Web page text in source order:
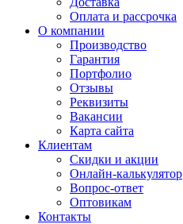
Оплата и рассрочка
О компании
Производство
Гарантия
Портфолио
Отзывы
Реквизиты
Вакансии
Карта сайта
Клиентам
Скидки и акции
Онлайн-калькулятор
Вопрос-ответ
Оптовикам
Контакты